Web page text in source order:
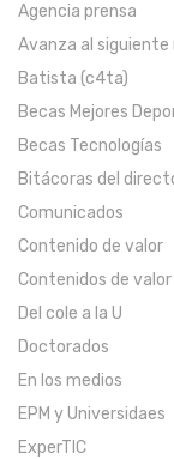
Agencia prensa
Avanza al siguiente
Batista (c4ta)
Becas Mejores
Becas Tecnologías
Bitácoras del
Comunicados
Contenido de valor
Contenidos de valor
Del cole a la U
Doctorados
En los medios
EPM y Universidaes
ExperTIC